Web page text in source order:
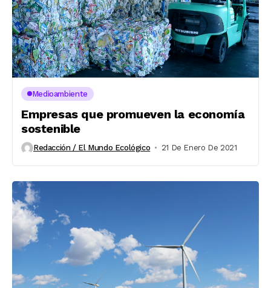
Medioambiente
Empresas que promueven la economía
sostenible
Redacción / El Mundo Ecológico 21 De Enero De 2021